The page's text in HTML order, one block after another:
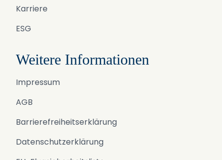
Karriere
ESG
Weitere Informationen
Impressum
AGB
Barrierefreiheitserklärung
Datenschutzerklärung